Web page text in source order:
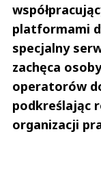
platformami
specjalny
zachęca
operatorów
podkreślając
organizacji